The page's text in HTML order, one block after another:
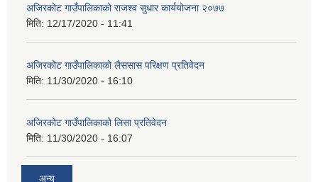
अजिरकोट गाउँपालिकाको राजश्व सुधार कार्ययोजना २०७७
मिति: 12/17/2020 - 11:41
अजिरकोट गाउँपालिकाको लैससास परिक्षण प्रतिवेदन
मिति: 11/30/2020 - 16:10
अजिरकोट गाउँपालिकाको लिसा प्रतिवेदन
मिति: 11/30/2020 - 16:07
अन्य